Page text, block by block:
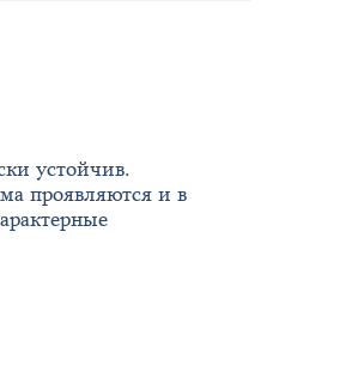
устойчив.
проявляются и в